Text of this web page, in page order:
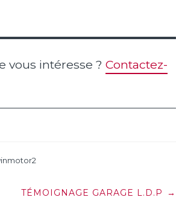
vous intéresse ? Contactez-
TÉMOIGNAGE GARAGE L.D.P →